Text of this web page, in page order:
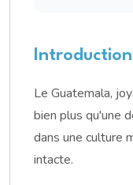
Introduction
Le Guatemala,
bien plus qu'une
dans une culture
intacte.